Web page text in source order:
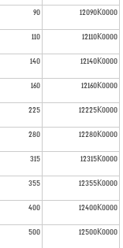
12090K0000
90
12110K0000
110
12140K0000
140
12160K0000
160
12225K0000
225
12280K0000
280
12315K0000
315
12355K0000
355
12400K0000
400
12500K0000
500